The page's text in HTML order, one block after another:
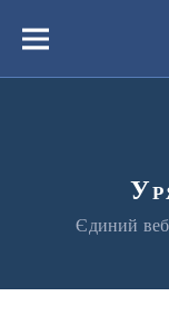
вмістуМеню
Єдиний